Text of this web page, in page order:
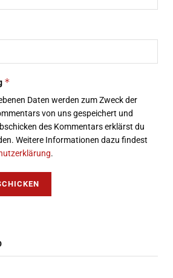
*
Daten werden zum Zweck der
von uns gespeichert und
des Kommentars erklärst du
Weitere Informationen dazu findest
.